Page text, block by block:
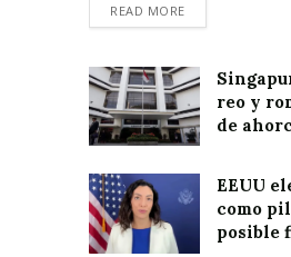
READ MORE
reo y
de
EEUU
como
posible